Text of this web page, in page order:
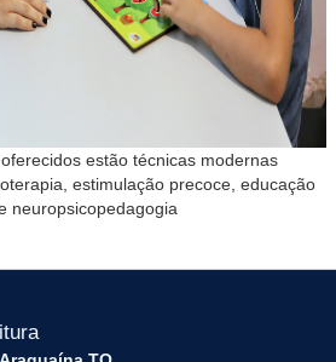
estão técnicas modernas
estimulação precoce, educação
neuropsicopedagogia